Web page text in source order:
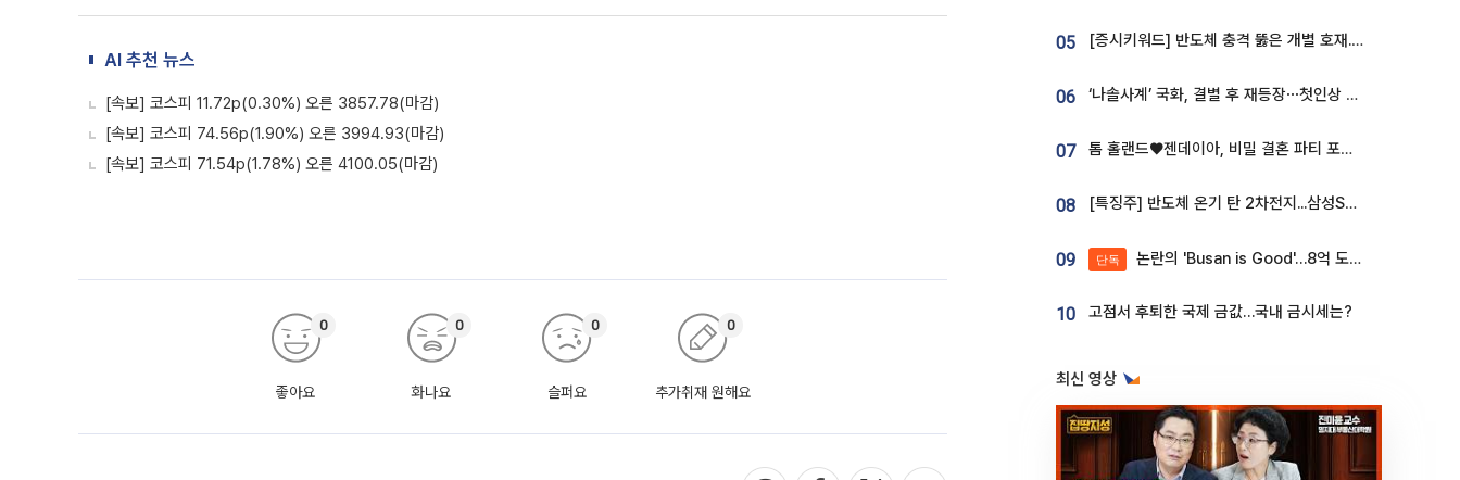
AI 추천 뉴스
[속보] 코스피 11.72p(0.30%) 오른 3857.78(마감)
[속보] 코스피 74.56p(1.90%) 오른 3994.93(마감)
[속보] 코스피 71.54p(1.78%) 오른 4100.05(마감)
좋아요
0
화나요
0
슬퍼요
0
추가취재 원해요
0
05 [증시키워드] 반도체 충격 뚫은 개별 호재...포스코퓨처엠·에코프로·한화솔루션 '눈길'
06 ‘나솔사계’ 국화, 결별 후 재등장⋯첫인상 투표 휩쓸고 ‘인기녀’ 등극
07 톰 홀랜드♥젠데이아, 비밀 결혼 파티 포착⋯호텔 대관비만 9억
08 [특징주] 반도체 온기 탄 2차전지...삼성SDI, 장 초반 7% 넘게 껑충
09 단독 논란의 'Busan is Good'…8억 도시브랜드, 용산 대통령실 CI 업체가 수행
10 고점서 후퇴한 국제 금값…국내 금시세는?
최신 영상